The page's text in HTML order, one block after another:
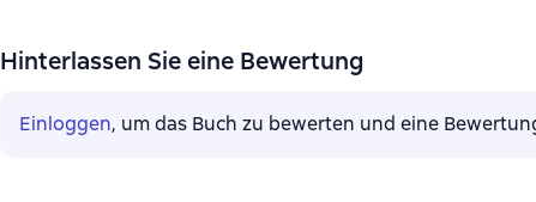
Hinterlassen Sie eine Bewertung
Einloggen, um das Buch zu bewerten und eine